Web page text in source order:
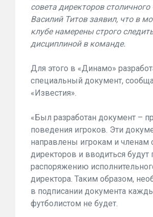
совета директоров
Василий Титов заявил, что в
клубе намерены строго
дисциплиной в команде.
Для этого в «Динамо»
специальный документ,
«Известия».
«Был разработан документ –
поведения игроков. Эти
направлены игрокам и членам
директоров и вводиться будут
распоряжению
директора. Таким образом,
в подписании документа
футболистом не будет.